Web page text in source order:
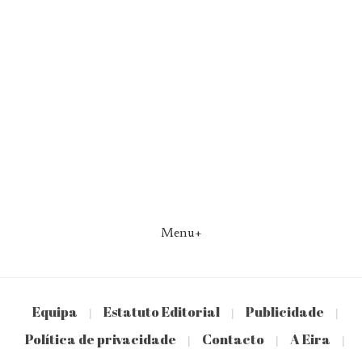
Menu+
Equipa | Estatuto Editorial | Publicidade |
Política de privacidade | Contacto | A Eira |